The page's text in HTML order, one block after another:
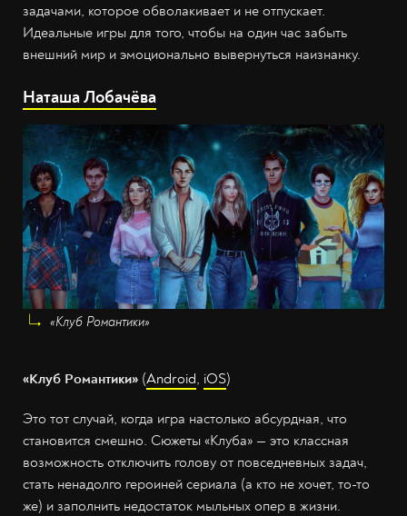
задачами, которое обволакивает и не отпускает.
Идеальные игры для того, чтобы на один час забыть
внешний мир и эмоционально вывернуться наизнанку.
Наташа Лобачёва
«Клуб Романтики»
«Клуб Романтики» (Android, iOS)
Это тот случай, когда игра настолько абсурдная, что
становится смешно. Сюжеты «Клуба» — это классная
возможность отключить голову от повседневных задач,
стать ненадолго героиней сериала (а кто не хочет, то-то
же) и заполнить недостаток мыльных опер в жизни.